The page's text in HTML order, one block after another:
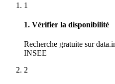
1
1. Vérifier la disponibilité
Recherche gratuite sur
INSEE
2